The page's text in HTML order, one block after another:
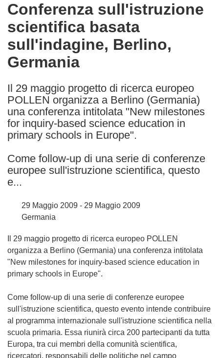
the
following
languages:
Conferenza sull'istruzione
scientifica basata
sull'indagine, Berlino,
Germania
Il 29 maggio progetto di ricerca europeo
POLLEN organizza a Berlino (Germania)
una conferenza intitolata "New milestones
for inquiry-based science education in
primary schools in Europe".
Come follow-up di una serie di conferenze
europee sull'istruzione scientifica, questo
e...
29 Maggio 2009 - 29 Maggio 2009
Germania
Il 29 maggio progetto di ricerca europeo POLLEN
organizza a Berlino (Germania) una conferenza intitolata
"New milestones for inquiry-based science education in
primary schools in Europe".
Come follow-up di una serie di conferenze europee
sull'istruzione scientifica, questo evento intende contribuire
al programma internazionale sull'istruzione scientifica nella
scuola primaria. Essa riunirà circa 200 partecipanti da tutta
Europa, tra cui membri della comunità scientifica,
ricercatori, responsabili delle politiche nel campo